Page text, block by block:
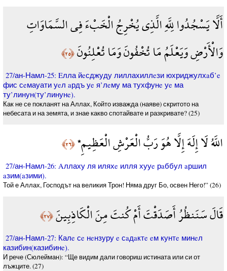
أَلَّا يَسْجُدُوا لِلَّهِ الَّذِي يُخْرِجُ الْخَبْءَ فِي السَّمَاوَاتِ
وَالْأَرْضِ وَيَعْلَمُ مَا تُخْفُونَ وَمَا تُعْلِنُونَ﴿٢٥﴾
27/ан-Намл-25: Eлла йeсджуду лиллахиллeзи юхриджулхaб’e
фис сeмауати уeл aрдъ уe я’лeму ма тухфунe уe ма
ту’линун(ту’линунe).
Как не се покланят на Аллах, Който изважда (наяве) скритото на
небесата и на земята, и знае какво спотайвате и разкривате? (25)
اللَّهُ لَا إِلَهَ إِلَّا هُوَ رَبُّ الْعَرْشِ الْعَظِيمِ*﴿٢٦﴾
27/ан-Намл-26: Aллаху ля иляхe илля хууe рaббул aршил
aзим(aзими).
Той е Аллах, Господът на великия Трон! Няма друг Бо, освен Него­!” (26)
قَالَ سَنَنظُرُ أَصَدَقْتَ أَمْ كُنتَ مِنَ الْكَاذِبِينَ﴿٢٧﴾
27/ан-Намл-27: Калe сe нeнзуру e сaдaктe eм кунтe минeл
казибин(казибинe).
И рече (Сюлейман): “Ще видим дали говориш истината или си от
лъжците. (27)